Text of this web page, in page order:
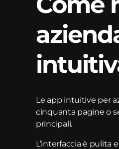
Le app intuitive per
cinquanta pagine o
principali.
L’interfaccia è pulita